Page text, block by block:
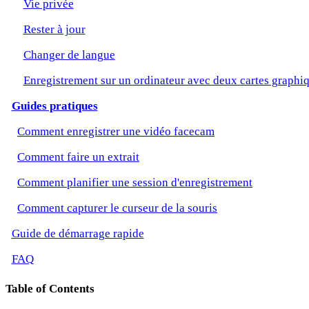
Vie privée
Rester à jour
Changer de langue
Enregistrement sur un ordinateur avec deux cartes
Guides pratiques
Comment enregistrer une vidéo facecam
Comment faire un extrait
Comment planifier une session d'enregistrement
Comment capturer le curseur de la souris
Guide de démarrage rapide
FAQ
Table of Contents